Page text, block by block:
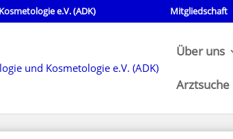
e.V. (ADK) Mitgliedschaft
Über uns
Arztsuche